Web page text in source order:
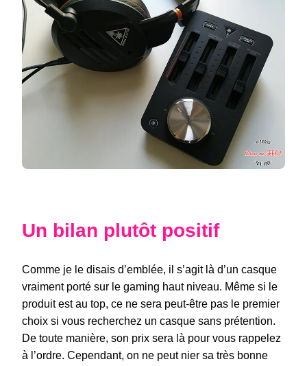
Un bilan plutôt positif
Comme je le disais d’emblée, il s’agit là d’un casque
vraiment porté sur le gaming haut niveau. Même si le
produit est au top, ce ne sera peut-être pas le premier
choix si vous recherchez un casque sans prétention.
De toute manière, son prix sera là pour vous rappelez
à l’ordre. Cependant, on ne peut nier sa très bonne